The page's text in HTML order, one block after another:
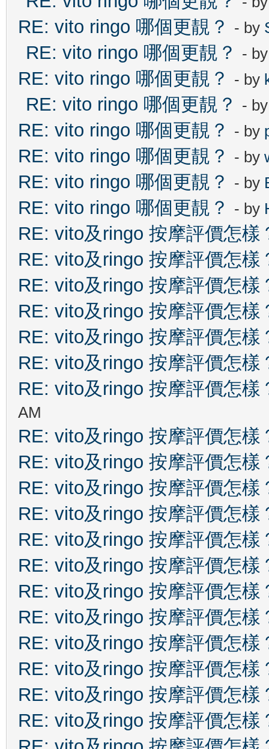
RE: vito ringo 哪個更靚？ - by
RE: vito ringo 哪個更靚？ -
RE: vito ringo 哪個更靚？ - by
RE: vito ringo 哪個更靚？ -
RE: vito ringo 哪個更靚？ - by
RE: vito ringo 哪個更靚？ - by
RE: vito ringo 哪個更靚？ - by
RE: vito ringo 哪個更靚？ - by
RE: vito及ringo 按摩評價怎樣
RE: vito及ringo 按摩評價怎樣
RE: vito及ringo 按摩評價怎樣
RE: vito及ringo 按摩評價怎樣
RE: vito及ringo 按摩評價怎樣
RE: vito及ringo 按摩評價怎樣
RE: vito及ringo 按摩評價怎樣
AM
RE: vito及ringo 按摩評價怎樣
RE: vito及ringo 按摩評價怎樣
RE: vito及ringo 按摩評價怎樣
RE: vito及ringo 按摩評價怎樣
RE: vito及ringo 按摩評價怎樣
RE: vito及ringo 按摩評價怎樣
RE: vito及ringo 按摩評價怎樣
RE: vito及ringo 按摩評價怎樣
RE: vito及ringo 按摩評價怎樣
RE: vito及ringo 按摩評價怎樣
RE: vito及ringo 按摩評價怎樣
RE: vito及ringo 按摩評價怎樣